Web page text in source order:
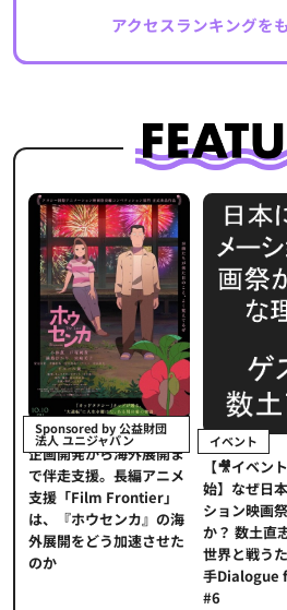
アクセスランキングを
Sponsored by 公益財団
法人 ユニジャパン
企画開発から海外展開ま
で伴走支援。長編アニメ
支援「Film Frontier」
は、『ホウセンカ』の海
外展開をどう加速させた
のか
イベント
【🎥イベン
始】なぜ日
ション映画
か？ 数土直
世界と戦う
手Dialogue
#6